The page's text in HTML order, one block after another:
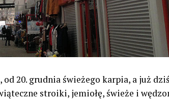
20. grudnia świeżego karpia, a już
stroiki, jemiołę, świeże i